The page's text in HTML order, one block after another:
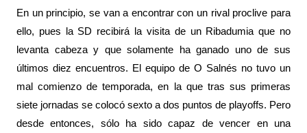
En un principio, se van a encontrar con un rival proclive para
ello, pues la SD recibirá la visita de un Ribadumia que no
levanta cabeza y que solamente ha ganado uno de sus
últimos diez encuentros. El equipo de O Salnés no tuvo un
mal comienzo de temporada, en la que tras sus primeras
siete jornadas se colocó sexto a dos puntos de playoffs. Pero
desde entonces, sólo ha sido capaz de vencer en una